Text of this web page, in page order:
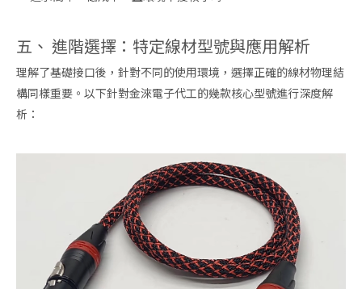
五、 進階選擇：特定線材型號與應用解析
理解了基礎接口後，針對不同的使用環境，選擇正確的線材物理結
構同樣重要。以下針對金淶電子代工的幾款核心型號進行深度解
析：